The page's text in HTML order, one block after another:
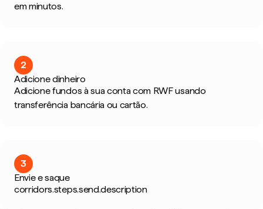
em minutos.
2
Adicione dinheiro
Adicione fundos à sua conta com RWF usando
transferência bancária ou cartão.
3
Envie e saque
corridors.steps.send.description